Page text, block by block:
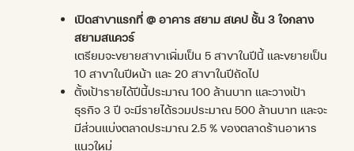
เปิดสาขาแรกที่ @ อาคาร สยาม สเคป ชั้น 3 ใจกลาง
สยามสแควร์
เตรียมจะขยายสาขาเพิ่มเป็น 5 สาขาในปีนี้ และขยายเป็น
10 สาขาในปีหน้า และ 20 สาขาในปีถัดไป
ตั้งเป้ารายได้ปีนี้ประมาณ 100 ล้านบาท และวางเป้า
ธุรกิจ 3 ปี จะมีรายได้รวมประมาณ 500 ล้านบาท และจะ
มีส่วนแบ่งตลาดประมาณ 2.5 % ของตลาดร้านอาหาร
แนวใหม่